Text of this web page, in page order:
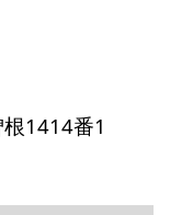
1414番1